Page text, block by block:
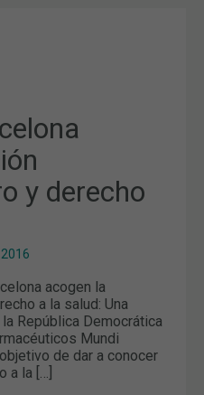
y derecho
acogen la
a la salud: Una
República Democrática
Mundi
de dar a conocer
a la […]